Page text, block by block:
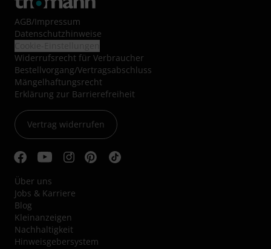
AGB/Impressum
Datenschutzhinweise
Widerrufsrecht für Verbraucher
Bestellvorgang/Vertragsabschluss
Mängelhaftungsrecht
Erklärung zur Barrierefreiheit
Vertrag widerrufen
Über uns
Jobs & Karriere
Blog
Kleinanzeigen
Nachhaltigkeit
Hinweisgebersystem